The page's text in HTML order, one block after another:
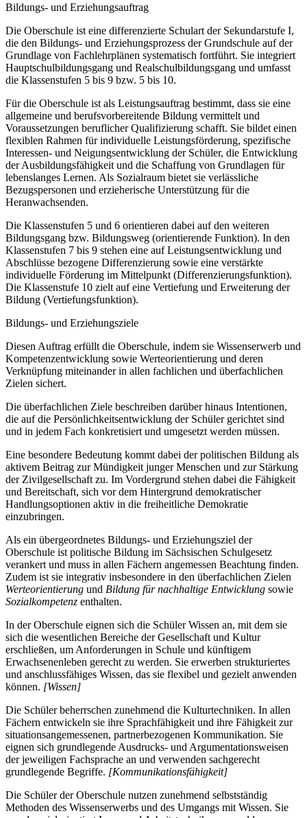
Bildungs- und Erziehungsauftrag
Die Oberschule ist eine differenzierte Schulart der Sekundarstufe I,
die den Bildungs- und Erziehungsprozess der Grundschule auf der
Grundlage von Fachlehrplänen systematisch fortführt. Sie integriert
Hauptschulbildungsgang und Realschulbildungsgang und umfasst
die Klassenstufen 5 bis 9 bzw. 5 bis 10.
Für die Oberschule ist als Leistungsauftrag bestimmt, dass sie eine
allgemeine und berufsvorbereitende Bildung vermittelt und
Voraussetzungen beruflicher Qualifizierung schafft. Sie bildet einen
flexiblen Rahmen für individuelle Leistungsförderung, spezifische
Interessen- und Neigungsentwicklung der Schüler, die Entwicklung
der Ausbildungsfähigkeit und die Schaffung von Grundlagen für
lebenslanges Lernen. Als Sozialraum bietet sie verlässliche
Bezugspersonen und erzieherische Unterstützung für die
Heranwachsenden.
Die Klassenstufen 5 und 6 orientieren dabei auf den weiteren
Bildungsgang bzw. Bildungsweg (orientierende Funktion). In den
Klassenstufen 7 bis 9 stehen eine auf Leistungsentwicklung und
Abschlüsse bezogene Differenzierung sowie eine verstärkte
individuelle Förderung im Mittelpunkt (Differenzierungsfunktion).
Die Klassenstufe 10 zielt auf eine Vertiefung und Erweiterung der
Bildung (Vertiefungsfunktion).
Bildungs- und Erziehungsziele
Diesen Auftrag erfüllt die Oberschule, indem sie Wissenserwerb und
Kompetenzentwicklung sowie Werteorientierung und deren
Verknüpfung miteinander in allen fachlichen und überfachlichen
Zielen sichert.
Die überfachlichen Ziele beschreiben darüber hinaus Intentionen,
die auf die Persönlichkeitsentwicklung der Schüler gerichtet sind
und in jedem Fach konkretisiert und umgesetzt werden müssen.
Eine besondere Bedeutung kommt dabei der politischen Bildung als
aktivem Beitrag zur Mündigkeit junger Menschen und zur Stärkung
der Zivilgesellschaft zu. Im Vordergrund stehen dabei die Fähigkeit
und Bereitschaft, sich vor dem Hintergrund demokratischer
Handlungsoptionen aktiv in die freiheitliche Demokratie
einzubringen.
Als ein übergeordnetes Bildungs- und Erziehungsziel der
Oberschule ist politische Bildung im Sächsischen Schulgesetz
verankert und muss in allen Fächern angemessen Beachtung finden.
Zudem ist sie integrativ insbesondere in den überfachlichen Zielen
Werteorientierung und Bildung für nachhaltige Entwicklung sowie
Sozialkompetenz enthalten.
In der Oberschule eignen sich die Schüler Wissen an, mit dem sie
sich die wesentlichen Bereiche der Gesellschaft und Kultur
erschließen, um Anforderungen in Schule und künftigem
Erwachsenenleben gerecht zu werden. Sie erwerben strukturiertes
und anschlussfähiges Wissen, das sie flexibel und gezielt anwenden
können. [Wissen]
Die Schüler beherrschen zunehmend die Kulturtechniken. In allen
Fächern entwickeln sie ihre Sprachfähigkeit und ihre Fähigkeit zur
situationsangemessenen, partnerbezogenen Kommunikation. Sie
eignen sich grundlegende Ausdrucks- und Argumentationsweisen
der jeweiligen Fachsprache an und verwenden sachgerecht
grundlegende Begriffe. [Kommunikationsfähigkeit]
Die Schüler der Oberschule nutzen zunehmend selbstständig
Methoden des Wissenserwerbs und des Umgangs mit Wissen. Sie